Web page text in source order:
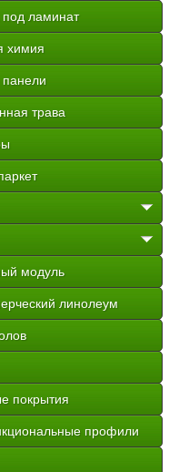
ламинат
химия
трава
модуль
линолеум
покрытия
профили